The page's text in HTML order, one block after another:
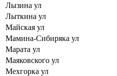
Лызина ул
Лыткина ул
Майская ул
Мамина-Сибиряка ул
Марата ул
Маяковского ул
Мехгорка ул